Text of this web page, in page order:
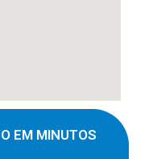
EM MINUTOS